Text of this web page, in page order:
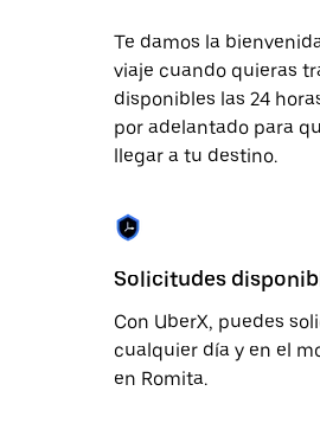
cerrar
el
calendario.
Te damos la
viaje cuando quieras
disponibles las 24
por adelantado para
llegar a tu destino.
Solicitudes
Con UberX, puedes
cualquier día y en el
en Romita.